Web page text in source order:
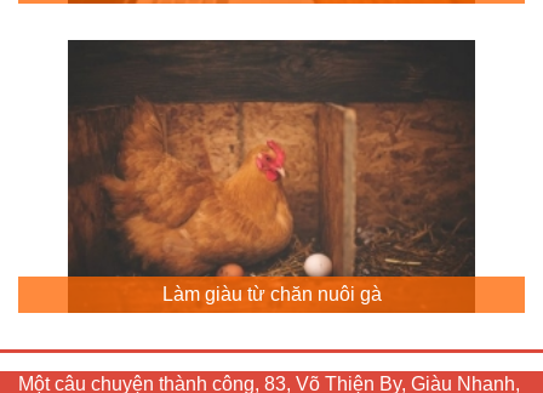
Làm giàu từ chăn nuôi gà
Một câu chuyện thành công, 83, Võ Thiện By, Giàu Nhanh,